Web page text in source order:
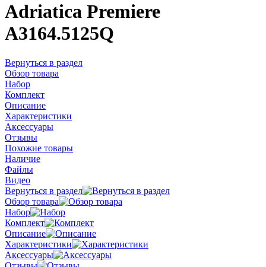
Adriatica Premiere
A3164.5125Q
Вернуться в раздел
Обзор товара
Набор
Комплект
Описание
Характеристики
Аксессуары
Отзывы
Похожие товары
Наличие
Файлы
Видео
Вернуться в раздел
Обзор товара
Набор
Комплект
Описание
Характеристики
Аксессуары